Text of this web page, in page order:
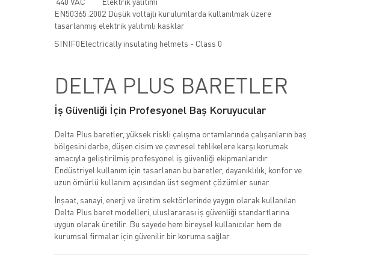
EN50365:2002 Düşük voltajlı kurulumlarda kullanılmak üzere
tasarlanmış elektrik yalıtımlı kasklar
SINIF0Electrically insulating helmets - Class 0
DELTA PLUS BARETLER
İş Güvenliği İçin Profesyonel Baş Koruyucular
Delta Plus baretler, yüksek riskli çalışma ortamlarında çalışanların baş
bölgesini darbe, düşen cisim ve çevresel tehlikelere karşı korumak
amacıyla geliştirilmiş profesyonel iş güvenliği ekipmanlarıdır.
Endüstriyel kullanım için tasarlanan bu baretler, dayanıklılık, konfor ve
uzun ömürlü kullanım açısından üst segment çözümler sunar.
İnşaat, sanayi, enerji ve üretim sektörlerinde yaygın olarak kullanılan
Delta Plus baret modelleri, uluslararası iş güvenliği standartlarına
uygun olarak üretilir. Bu sayede hem bireysel kullanıcılar hem de
kurumsal firmalar için güvenilir bir koruma sağlar.